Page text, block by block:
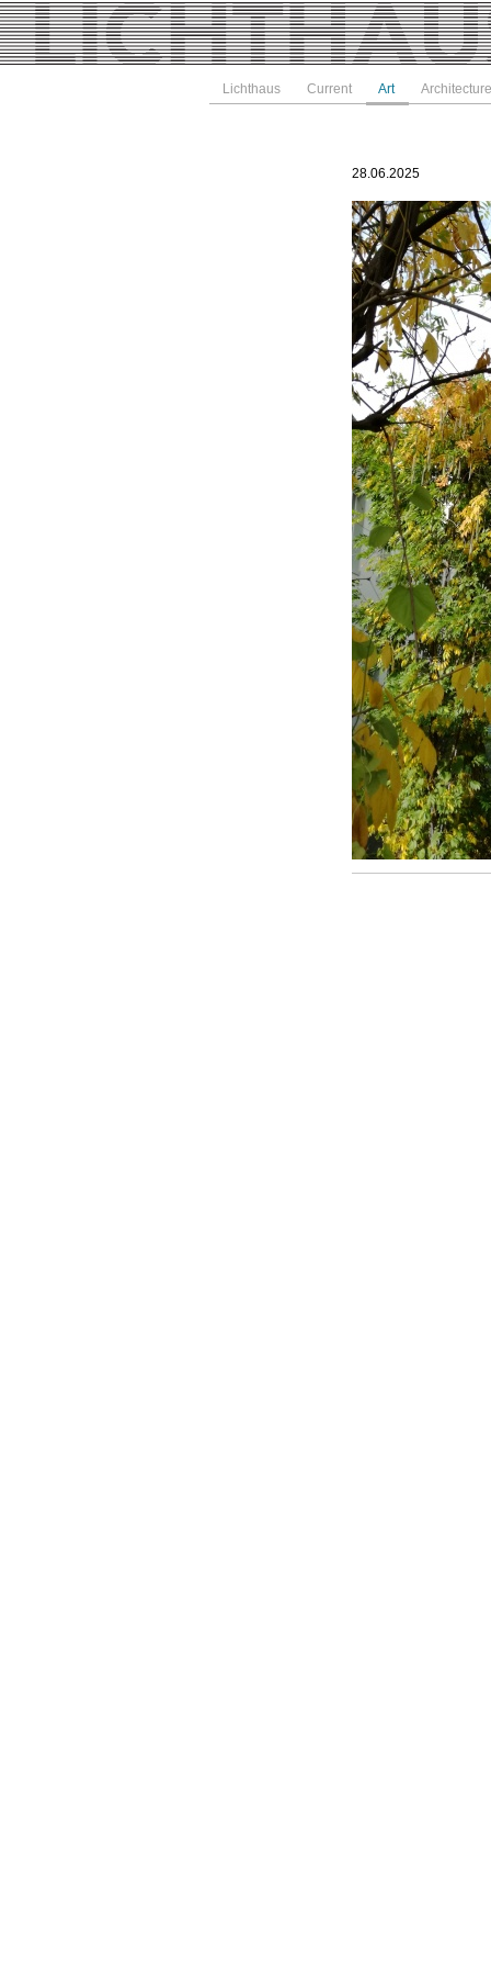
Lichthaus Current Art Architecture
28.06.2025